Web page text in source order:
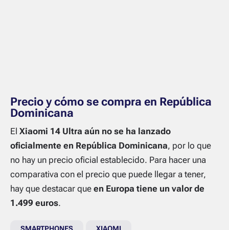
Precio y cómo se compra en República
Dominicana
El Xiaomi 14 Ultra aún no se ha lanzado
oficialmente en República Dominicana, por lo que
no hay un precio oficial establecido. Para hacer una
comparativa con el precio que puede llegar a tener,
hay que destacar que en Europa tiene un valor de
1.499 euros.
SMARTPHONES XIAOMI